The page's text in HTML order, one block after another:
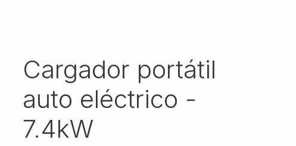
Cargador portátil
auto eléctrico -
7.4kW